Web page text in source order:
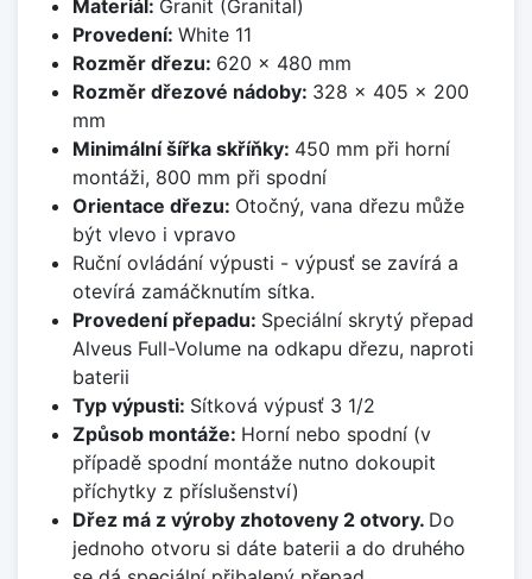
Materiál: Granit (Granital)
Provedení: White 11
Rozměr dřezu: 620 x 480 mm
Rozměr dřezové nádoby: 328 x 405 x 200
mm
Minimální šířka skříňky: 450 mm při horní
montáži, 800 mm při spodní
Orientace dřezu: Otočný, vana dřezu může
být vlevo i vpravo
Ruční ovládání výpusti - výpusť se zavírá a
otevírá zamáčknutím sítka.
Provedení přepadu: Speciální skrytý přepad
Alveus Full-Volume na odkapu dřezu, naproti
baterii
Typ výpusti: Sítková výpusť 3 1/2
Způsob montáže: Horní nebo spodní (v
případě spodní montáže nutno dokoupit
příchytky z příslušenství)
Dřez má z výroby zhotoveny 2 otvory. Do
jednoho otvoru si dáte baterii a do druhého